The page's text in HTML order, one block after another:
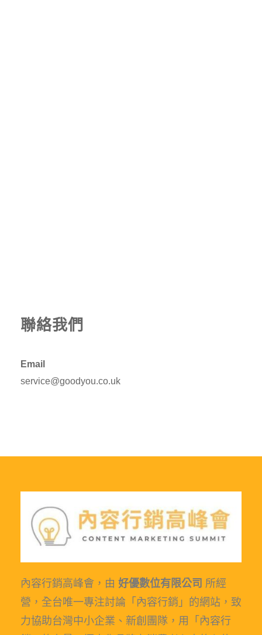
聯絡我們
Email
service@goodyou.co.uk
內容行銷高峰會，由 好優數位有限公司 所經
營，全台唯一專注討論「內容行銷」的網站，致
力協助台灣中小企業、新創團隊，用「內容行